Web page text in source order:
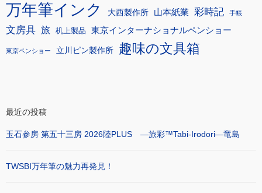
万年筆インク 大西製作所 山本紙業 彩時記 手帳
文房具 旅 机上製品 東京インターナショナルペンショー
東京ペンショー 立川ピン製作所 趣味の文具箱
最近の投稿
玉石参房 第五十三房 2026陸PLUS ―旅彩™Tabi-Irodori―竜島
TWSBI万年筆の魅力再発見！